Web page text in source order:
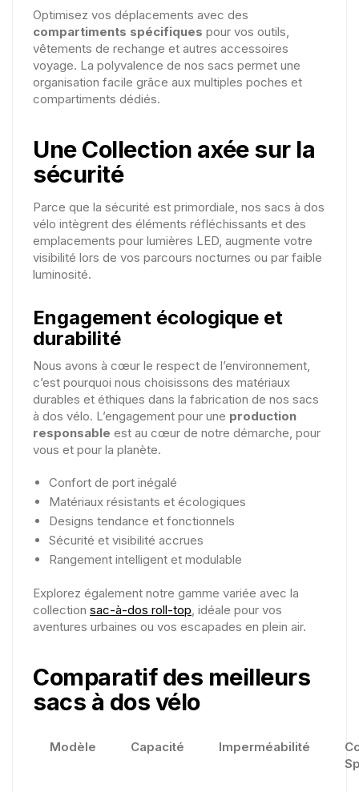
Optimisez vos déplacements avec des
compartiments spécifiques pour vos outils,
vêtements de rechange et autres accessoires
voyage. La polyvalence de nos sacs permet une
organisation facile grâce aux multiples poches et
compartiments dédiés.
Une Collection axée sur la
sécurité
Parce que la sécurité est primordiale, nos sacs à dos
vélo intègrent des éléments réfléchissants et des
emplacements pour lumières LED, augmente votre
visibilité lors de vos parcours nocturnes ou par faible
luminosité.
Engagement écologique et
durabilité
Nous avons à cœur le respect de l’environnement,
c’est pourquoi nous choisissons des matériaux
durables et éthiques dans la fabrication de nos sacs
à dos vélo. L’engagement pour une production
responsable est au cœur de notre démarche, pour
vous et pour la planète.
Confort de port inégalé
Matériaux résistants et écologiques
Designs tendance et fonctionnels
Sécurité et visibilité accrues
Rangement intelligent et modulable
Explorez également notre gamme variée avec la
collection sac-à-dos roll-top, idéale pour vos
aventures urbaines ou vos escapades en plein air.
Comparatif des meilleurs
sacs à dos vélo
Modèle Capacité Imperméabilité